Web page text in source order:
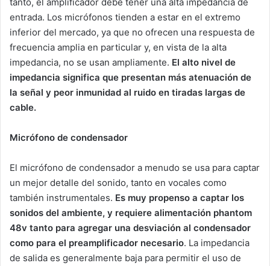
entrada. Los micrófonos tienden a estar en el extremo
inferior del mercado, ya que no ofrecen una respuesta de
frecuencia amplia en particular y, en vista de la alta
impedancia, no se usan ampliamente. El alto nivel de
impedancia significa que presentan más atenuación de
la señal y peor inmunidad al ruido en tiradas largas de
cable.
Micrófono de condensador
El micrófono de condensador a menudo se usa para captar
un mejor detalle del sonido, tanto en vocales como
también instrumentales. Es muy propenso a captar los
sonidos del ambiente, y requiere alimentación phantom
48v tanto para agregar una desviación al condensador
como para el preamplificador necesario. La impedancia
de salida es generalmente baja para permitir el uso de